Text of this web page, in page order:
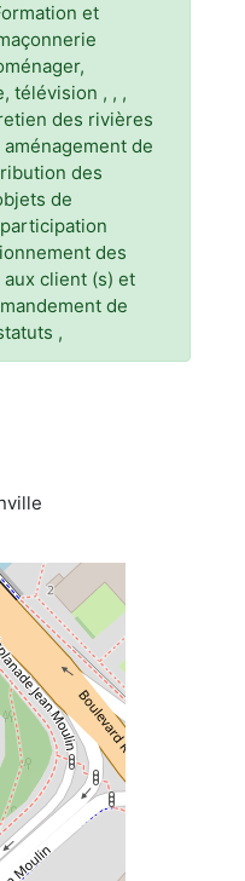
et
télévision , , ,
des rivières
de
des
de
des
client (s) et
de
,